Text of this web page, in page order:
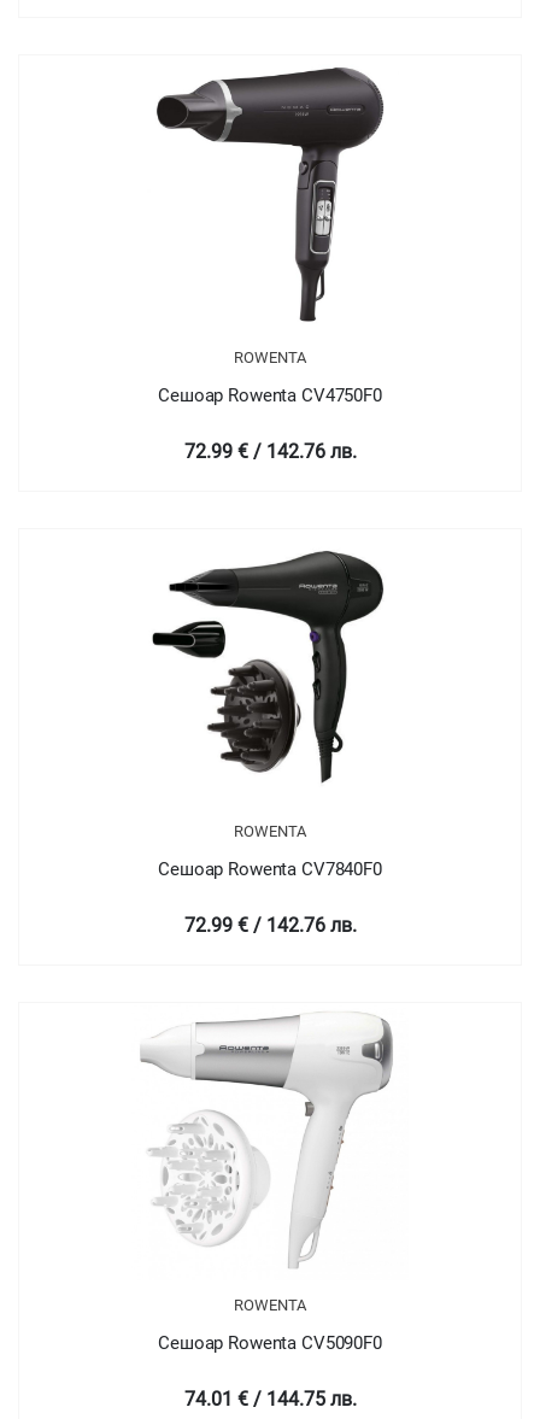
ROWENTA
Сешоар Rowenta CV4750F0
72.99 € / 142.76 лв.
ROWENTA
Сешоар Rowenta CV7840F0
72.99 € / 142.76 лв.
ROWENTA
Сешоар Rowenta CV5090F0
74.01 € / 144.75 лв.